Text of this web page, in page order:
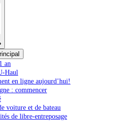
an
Haul
en ligne aujourd’hui!
: commencer
voiture et de bateau
de libre-entreposage